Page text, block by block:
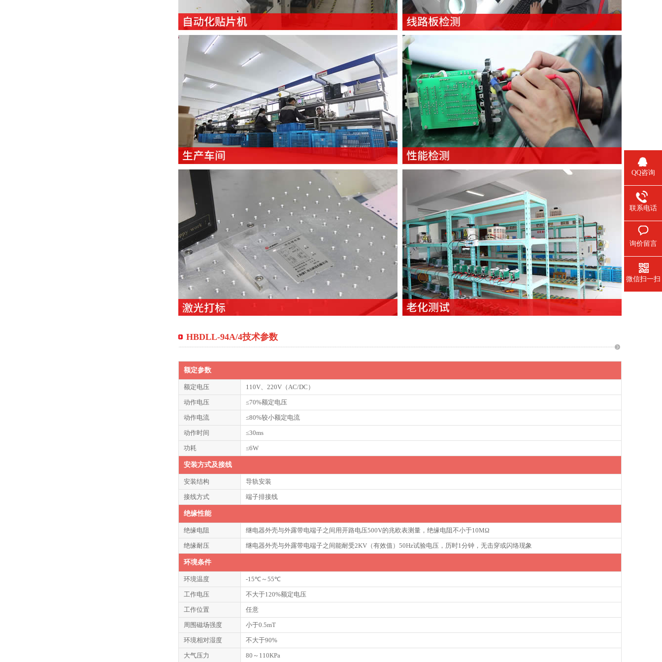
HBDLL-94A/4技术参数
额定参数
额定电压 110V、220V（AC/DC）
动作电压 ≤70%额定电压
动作电流 ≤80%较小额定电流
动作时间 ≤30ms
功耗 ≤6W
安装方式及接线
安装结构 导轨安装
接线方式 端子排接线
绝缘性能
绝缘电阻 继电器外壳与外露带电端子之间用开路电压500V的兆欧表测量，绝缘电阻不小于10MΩ
绝缘耐压 继电器外壳与外露带电端子之间能耐受2KV（有效值）50Hz试验电压，历时1分钟，无击穿或闪络现象
环境条件
环境温度 -15℃～55℃
工作电压 不大于120%额定电压
工作位置 任意
周围磁场强度 小于0.5mT
环境相对湿度 不大于90%
大气压力 80～110KPa
QQ咨询
联系电话
询价留言
微信扫一扫